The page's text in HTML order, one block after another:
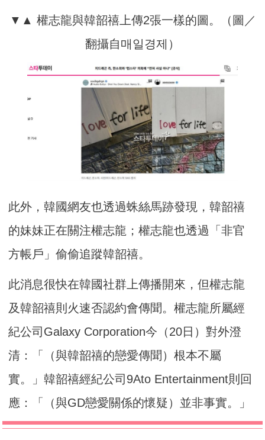
▼▲ 權志龍與韓韶禧上傳2張一樣的圖。（圖／
翻攝自매일경제）
此外，韓國網友也透過蛛絲馬跡發現，韓韶禧
的妹妹正在關注權志龍；權志龍也透過「非官
方帳戶」偷偷追蹤韓韶禧。
此消息很快在韓國社群上傳播開來，但權志龍
及韓韶禧則火速否認約會傳聞。權志龍所屬經
紀公司Galaxy Corporation今（20日）對外澄
清：「（與韓韶禧的戀愛傳聞）根本不屬
實。」韓韶禧經紀公司9Ato Entertainment則回
應：「（與GD戀愛關係的懷疑）並非事實。」